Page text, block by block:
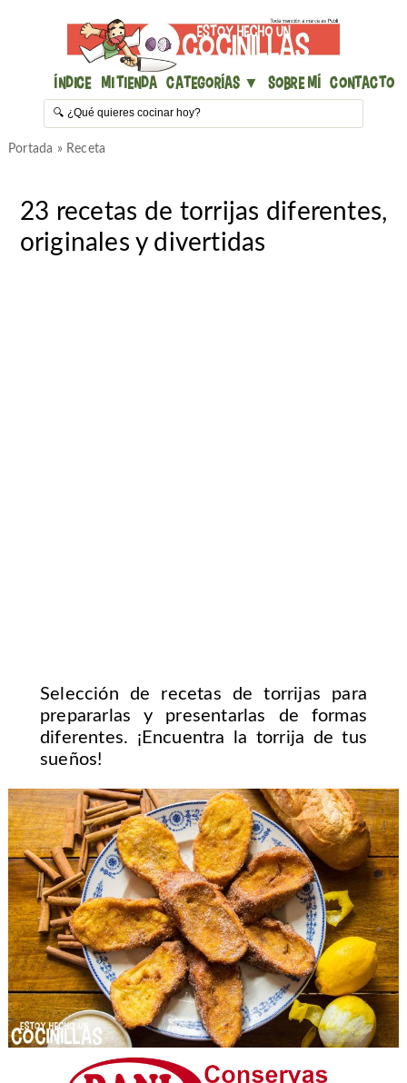
Índice Mi Tienda Categorías ▼ Sobre mí Contacto
Portada » Receta
23 recetas de torrijas diferentes,
originales y divertidas
Selección de recetas de torrijas para
prepararlas y presentarlas de formas
diferentes. ¡Encuentra la torrija de tus
sueños!